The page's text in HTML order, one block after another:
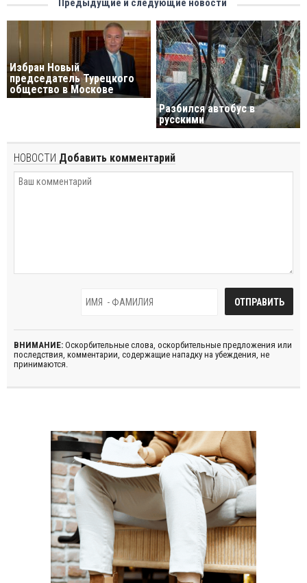
Предыдущие и следующие новости
Избран Hовый
председатель Турецкого
общество в Москове
Разбился автобус в
русскими
НОВОСТИ Добавить комментарий
ВНИМАНИЕ: Оскорбительные слова, оскорбительные предложения или
последствия, комментарии, содержащие нападку на убеждения, не
принимаются.